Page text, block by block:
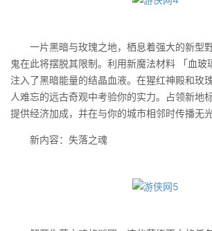
一片黑暗与玫瑰之地，栖息着强大的新型
鬼在此将摆脱其限制。利用新魔法材料 「血
注入了黑暗能量的结晶血液。在猩红神殿和玫
人难忘的远古奇观中考验你的实力。占领新地
提供经济加成，并在与你的城市相邻时传播无光
新内容：失落之魂